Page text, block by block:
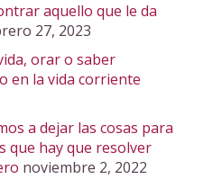
aquello que le da
27, 2023
orar o saber
en la vida corriente
a dejar las cosas para
que hay que resolver
noviembre 2, 2022